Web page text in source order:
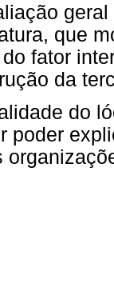
que
fator
da
do
poder